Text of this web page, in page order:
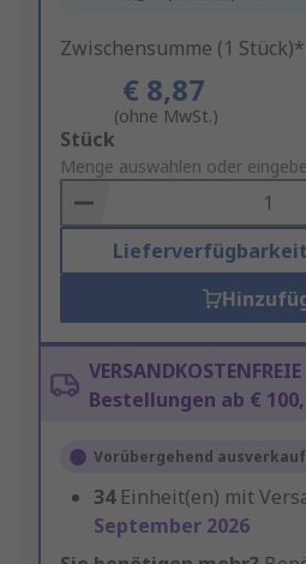
Zwischensumme (1 Stück)*
€ 8,87
(ohne MwSt.)
Add
to
Basket
Stück
Menge auswählen oder
Bestellungen ab €
Vorübergehend
34 Einheit(en) mit
September 2026